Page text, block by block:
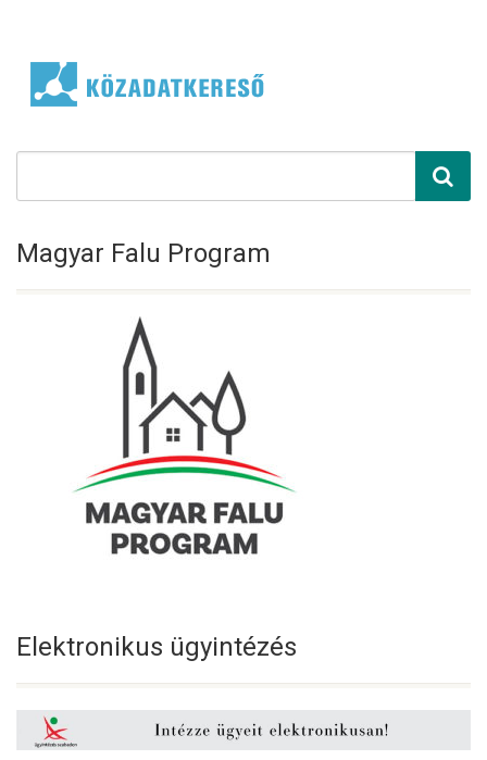
Magyar Falu Program
Elektronikus ügyintézés